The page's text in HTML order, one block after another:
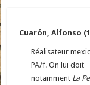
Cuarón, Alfonso
Réalisateur
PA/f. On lui doit
notamment La